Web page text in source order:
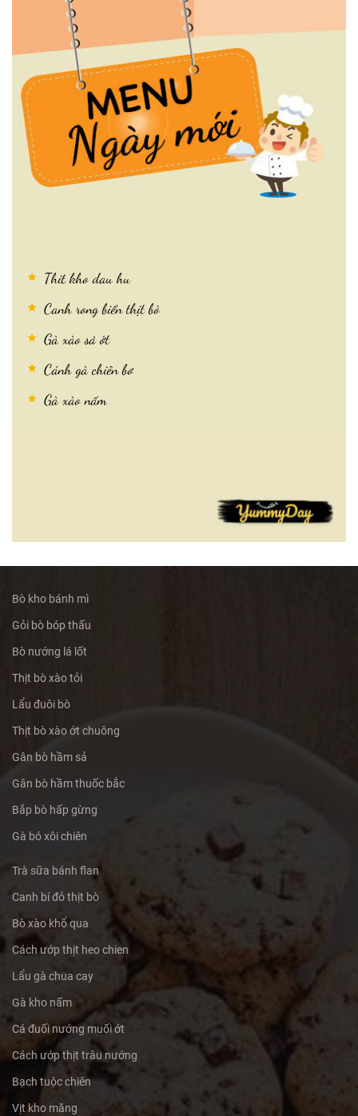
Thit kho dau hu
Canh rong biển thịt bò
Gà xào sả ớt
Cánh gà chiên bơ
Gà xào nấm
Bò kho bánh mì
Gỏi bò bóp thấu
Bò nướng lá lốt
Thịt bò xào tỏi
Lẩu đuôi bò
Thịt bò xào ớt chuông
Gân bò hầm sả
Gân bò hầm thuốc bắc
Bắp bò hấp gừng
Gà bó xôi chiên
Trà sữa bánh flan
Canh bí đỏ thịt bò
Bò xào khổ qua
Cách ướp thịt heo chien
Lẩu gà chua cay
Gà kho nấm
Cá đuối nướng muối ớt
Cách ướp thịt trâu nướng
Bạch tuộc chiên
Vịt kho măng